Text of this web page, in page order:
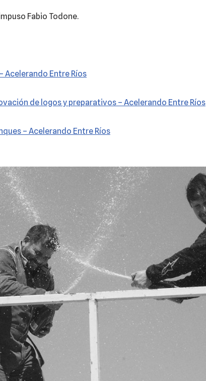
Fabio Todone.
Acelerando Entre Ríos
de logos y preparativos – Acelerando Entre Ríos
– Acelerando Entre Ríos